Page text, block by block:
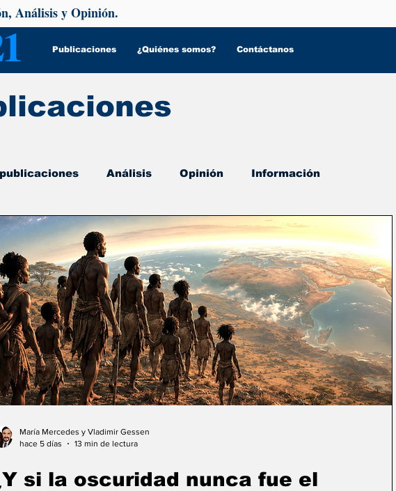
Publicaciones ¿Quiénes somos? Contáctanos
Análisis y Opinión.
Análisis Opinión Información
Psicología y Salud
si la oscuridad nunca fue el
María Mercedes y Vladimir Gessen
hace 5 días
13 min de lectura